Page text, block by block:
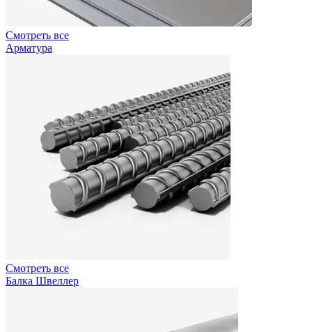
Смотреть все
Арматура
Смотреть все
Балка Швеллер